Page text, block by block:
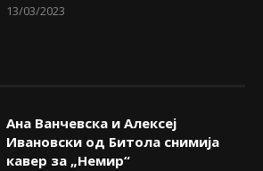
13/03/2023
Ана Ванчевска и Алексеј
Ивановски од Битола снимија
кавер за „Немир“